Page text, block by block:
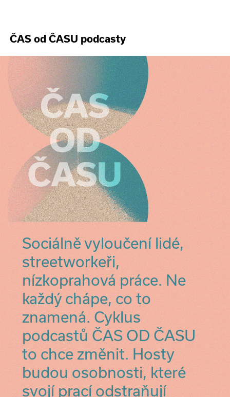
ČAS od ČASU podcasty
Sociálně vyloučení lidé,
streetworkeři,
nízkoprahová práce. Ne
každý chápe, co to
znamená. Cyklus
podcastů ČAS OD ČASU
to chce změnit. Hosty
budou osobnosti, které
svojí prací odstraňují